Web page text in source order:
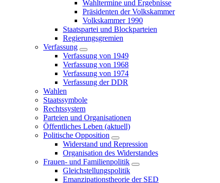
Wahltermine und Ergebnisse
Präsidenten der Volkskammer
Volkskammer 1990
Staatspartei und Blockparteien
Regierungsgremien
Verfassung
Verfassung von 1949
Verfassung von 1968
Verfassung von 1974
Verfassung der DDR
Wahlen
Staatssymbole
Rechtssystem
Parteien und Organisationen
Öffentliches Leben (aktuell)
Politische Opposition
Widerstand und Repression
Organisation des Widerstandes
Frauen- und Familienpolitik
Gleichstellungspolitik
Emanzipationstheorie der SED